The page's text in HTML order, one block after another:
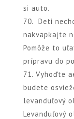
si auto.
70. Deti
nakvapkajte
Pomôže to
prípravu do
71. Vyhoďte
budete
levanduľový
Levanduľový